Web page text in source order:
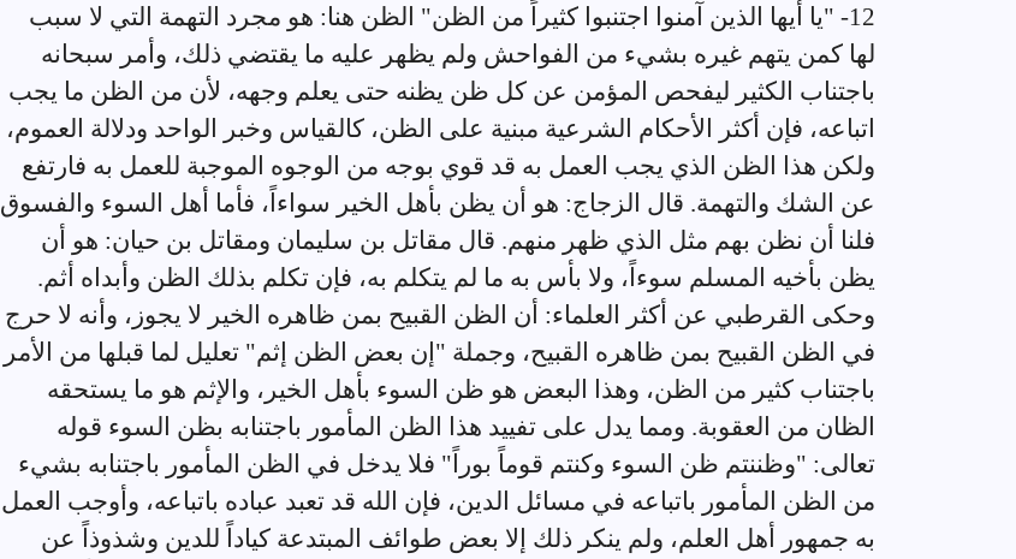
12- "يا أيها الذين آمنوا اجتنبوا كثيراً من الظن" الظن هنا: هو مجرد التهمة التي لا سبب
لها كمن يتهم غيره بشيء من الفواحش ولم يظهر عليه ما يقتضي ذلك، وأمر سبحانه
باجتناب الكثير ليفحص المؤمن عن كل ظن يظنه حتى يعلم وجهه، لأن من الظن ما يجب
اتباعه، فإن أكثر الأحكام الشرعية مبنية على الظن، كالقياس وخبر الواحد ودلالة العموم،
ولكن هذا الظن الذي يجب العمل به قد قوي بوجه من الوجوه الموجبة للعمل به فارتفع
عن الشك والتهمة. قال الزجاج: هو أن يظن بأهل الخير سواءاً، فأما أهل السوء والفسوق
فلنا أن نظن بهم مثل الذي ظهر منهم. قال مقاتل بن سليمان ومقاتل بن حيان: هو أن
يظن بأخيه المسلم سوءاً، ولا بأس به ما لم يتكلم به، فإن تكلم بذلك الظن وأبداه أثم.
وحكى القرطبي عن أكثر العلماء: أن الظن القبيح بمن ظاهره الخير لا يجوز، وأنه لا حرج
في الظن القبيح بمن ظاهره القبيح، وجملة "إن بعض الظن إثم" تعليل لما قبلها من الأمر
باجتناب كثير من الظن، وهذا البعض هو ظن السوء بأهل الخير، والإثم هو ما يستحقه
الظان من العقوبة. ومما يدل على تفييد هذا الظن المأمور باجتنابه بظن السوء قوله
تعالى: "وظننتم ظن السوء وكنتم قوماً بوراً" فلا يدخل في الظن المأمور باجتنابه بشيء
من الظن المأمور باتباعه في مسائل الدين، فإن الله قد تعبد عباده باتباعه، وأوجب العمل
به جمهور أهل العلم، ولم ينكر ذلك إلا بعض طوائف المبتدعة كياداً للدين وشذوذاً عن